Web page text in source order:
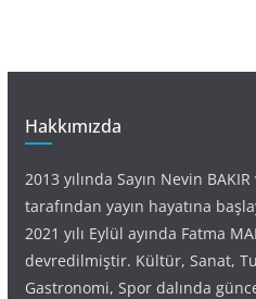
Hakkımızda
2013 yılında Sayın Nevin
tarafından yayın hayatına
2021 yılı Eylül ayında Fatma
devredilmiştir. Kültür, Sanat,
Gastronomi, Spor dalında